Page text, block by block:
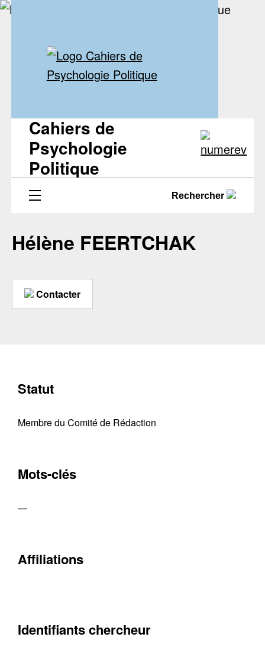
Cahiers de
Psychologie
Politique
Rechercher
Hélène FEERTCHAK
Contacter
Statut
Membre du Comité de Rédaction
Mots-clés
—
Affiliations
Identifiants chercheur